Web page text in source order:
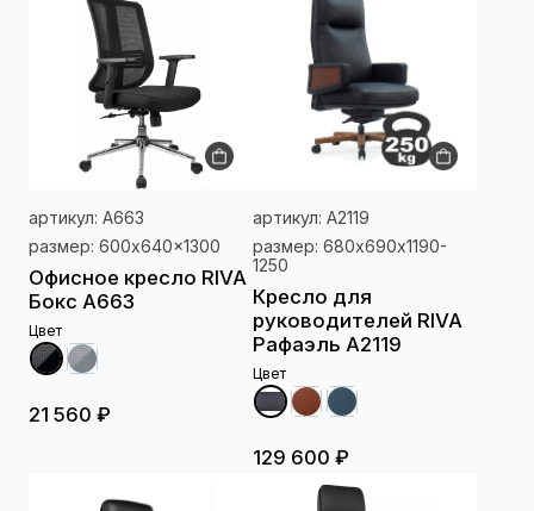
артикул: A663
размер: 600x640x1300
Офисное кресло RIVA
Бокс A663
Цвет
21 560 ₽
артикул: A2119
размер: 680х690х1190-
1250
Кресло для
руководителей RIVA
Рафаэль A2119
Цвет
129 600 ₽